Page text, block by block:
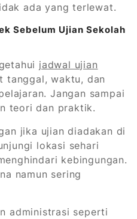
ada yang terlewat.
Sebelum Ujian Sekolah
jadwal ujian
tanggal, waktu, dan
Jangan sampai
teori dan praktik.
jika ujian diadakan di
lokasi sehari
kebingungan.
namun sering
administrasi seperti